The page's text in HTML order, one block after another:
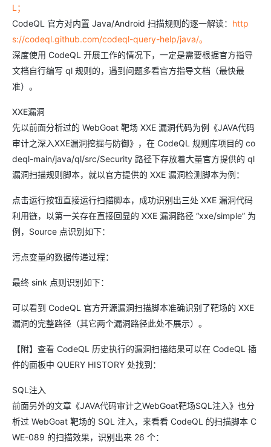
L；
CodeQL 官方对内置 Java/Android 扫描规则的逐一解读： http
s://codeql.github.com/codeql-query-help/java/。
深度使用 CodeQL 开展工作的情况下，一定是需要根据官方指导
文档自行编写 ql 规则的，遇到问题多看官方指导文档（最快最
准）。
XXE漏洞
先以前面分析过的 WebGoat 靶场 XXE 漏洞代码为例《JAVA代码
审计之深入XXE漏洞挖掘与防御》，在 CodeQL 规则库项目的 co
deql-main/java/ql/src/Security 路径下存放着大量官方提供的 ql
漏洞扫描规则脚本，就以官方提供的 XXE 漏洞检测脚本为例：
点击运行按钮直接运行扫描脚本，成功识别出三处 XXE 漏洞代码
利用链，以第一关存在直接回显的 XXE 漏洞路径 “xxe/simple” 为
例，Source 点识别如下：
污点变量的数据传递过程：
最终 sink 点则识别如下：
可以看到 CodeQL 官方开源漏洞扫描脚本准确识别了靶场的 XXE
漏洞的完整路径（其它两个漏洞路径此处不展示）。
【附】查看 CodeQL 历史执行的漏洞扫描结果可以在 CodeQL 插
件的面板中 QUERY HISTORY 处找到：
SQL注入
前面另外的文章《JAVA代码审计之WebGoat靶场SQL注入》也分
析过 WebGoat 靶场的 SQL 注入，来看看 CodeQL 的扫描脚本 C
WE-089 的扫描效果，识别出来 26 个：